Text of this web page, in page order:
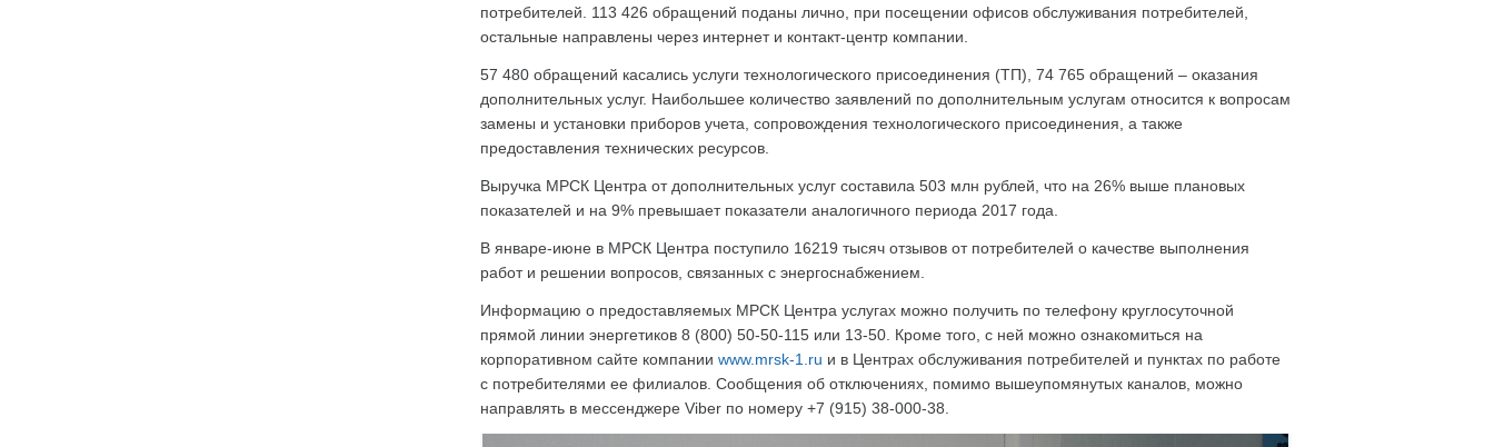
потребителей. 113 426 обращений поданы лично, при посещении офисов обслуживания потребителей,
остальные направлены через интернет и контакт-центр компании.
57 480 обращений касались услуги технологического присоединения (ТП), 74 765 обращений – оказания
дополнительных услуг. Наибольшее количество заявлений по дополнительным услугам относится к вопросам
замены и установки приборов учета, сопровождения технологического присоединения, а также
предоставления технических ресурсов.
Выручка МРСК Центра от дополнительных услуг составила 503 млн рублей, что на 26% выше плановых
показателей и на 9% превышает показатели аналогичного периода 2017 года.
В январе-июне в МРСК Центра поступило 16219 тысяч отзывов от потребителей о качестве выполнения
работ и решении вопросов, связанных с энергоснабжением.
Информацию о предоставляемых МРСК Центра услугах можно получить по телефону круглосуточной
прямой линии энергетиков 8 (800) 50-50-115 или 13-50. Кроме того, с ней можно ознакомиться на
корпоративном сайте компании www.mrsk-1.ru и в Центрах обслуживания потребителей и пунктах по работе
с потребителями ее филиалов. Сообщения об отключениях, помимо вышеупомянутых каналов, можно
направлять в мессенджере Viber по номеру +7 (915) 38-000-38.